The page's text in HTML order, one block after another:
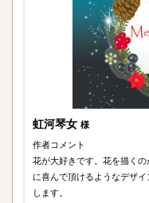
虹河琴女 様
作者コメント
花が大好きです。花を描く
に喜んで頂けるようなデザ
します。